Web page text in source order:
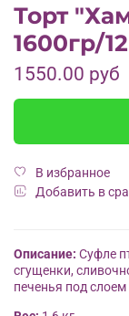
Торт
1600гр/
1550.00 руб
В избранное
Добавить в
Описание: Суфле
сгущенки,
печенья под